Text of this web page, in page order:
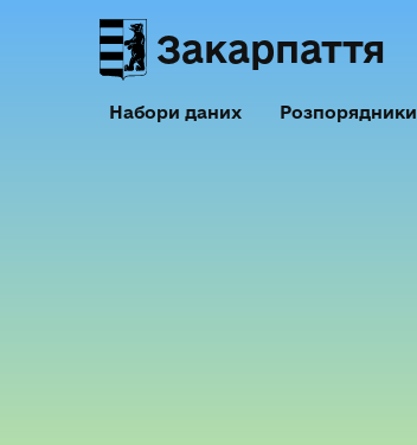
Закарпаття
Набори даних Розпорядники